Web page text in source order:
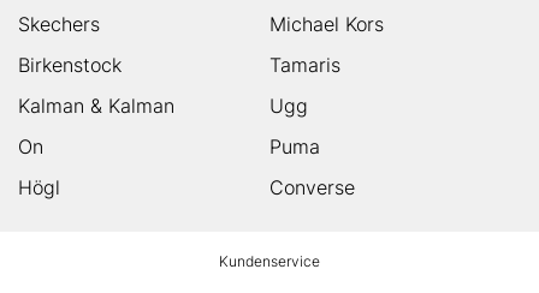
Skechers
Michael Kors
Birkenstock
Tamaris
Kalman & Kalman
Ugg
On
Puma
Högl
Converse
Kundenservice